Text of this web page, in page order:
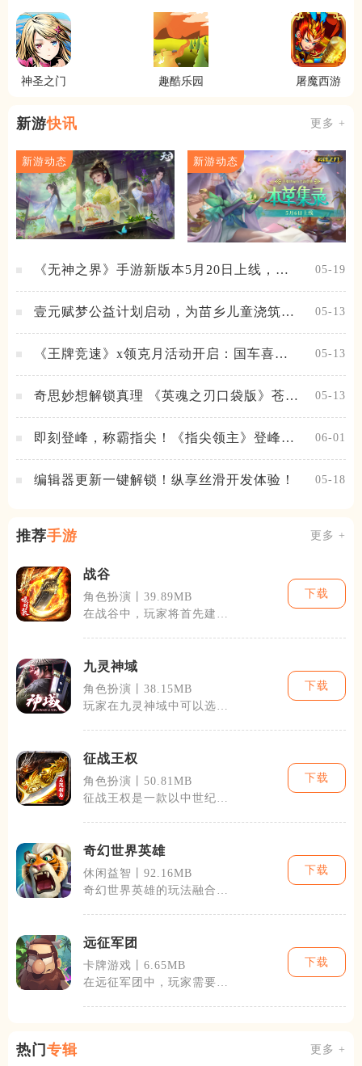
神圣之门 趣酷乐园 屠魔西游
新游快讯 更多 +
新游动态 新游动态
《无神之界》手游新版本5月20日上线，女
05-19
壹元赋梦公益计划启动，为苗乡儿童浇筑梦
05-13
《王牌竞速》x领克月活动开启：国车喜迎
05-13
奇思妙想解锁真理 《英魂之刃口袋版》苍天
05-13
即刻登峰，称霸指尖！《指尖领主》登峰测
06-01
编辑器更新一键解锁！纵享丝滑开发体验！ 05-18
推荐手游 更多 +
战谷
角色扮演丨39.89MB
在战谷中，玩家将首先建立
下载
九灵神域
角色扮演丨38.15MB
玩家在九灵神域中可以选择
下载
征战王权
角色扮演丨50.81MB
征战王权是一款以中世纪为
下载
奇幻世界英雄
休闲益智丨92.16MB
奇幻世界英雄的玩法融合了
下载
远征军团
卡牌游戏丨6.65MB
在远征军团中，玩家需要利
下载
热门专辑 更多 +